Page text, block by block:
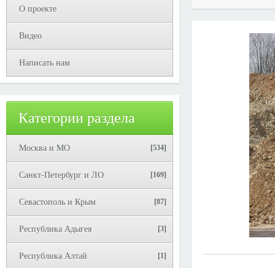
О проекте
Видео
Написать нам
Категории раздела
Москва и МО [534]
Санкт-Петербург и ЛО [169]
Севастополь и Крым [87]
Республика Адыгея [3]
Республика Алтай [1]